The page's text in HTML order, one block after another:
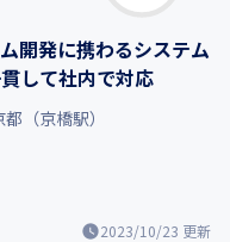
開発に携わるシステム
して社内で対応
2023/10/23 更新
（京橋駅）